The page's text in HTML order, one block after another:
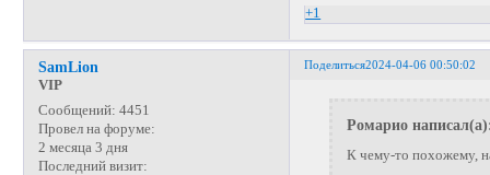
+1
Поделиться2024-04-06 00:50:02
SamLion
VIP
Сообщений: 4451
Провел на форуме:
2 месяца 3 дня
Последний визит:
Ромарио
К чему-то похожему,